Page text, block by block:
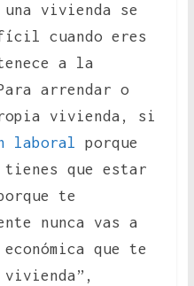
vivienda se
cuando eres
a la
arrendar o
vivienda, si
laboral porque
que estar
te
nunca vas a
que te
vivienda”,